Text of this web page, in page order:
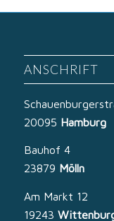
ANSCHRIFT
20095 Hamburg
Bauhof 4
23879 Mölln
Am Markt 12
19243